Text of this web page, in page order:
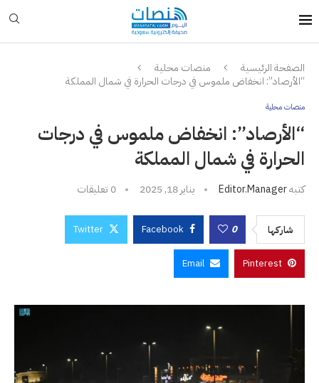
الصفحة الرئيسية
منصات محلية
“الأرصاد”: انخفاض ملموس في درجات الحرارة في شمال المملكة
منصات محلية
“الأرصاد”: انخفاض ملموس في درجات
الحرارة في شمال المملكة
كتبهEditor.manager يناير 18, 2025 0 تعليقات
شاركها 0
Facebook
Twitter
Pinterest
Email